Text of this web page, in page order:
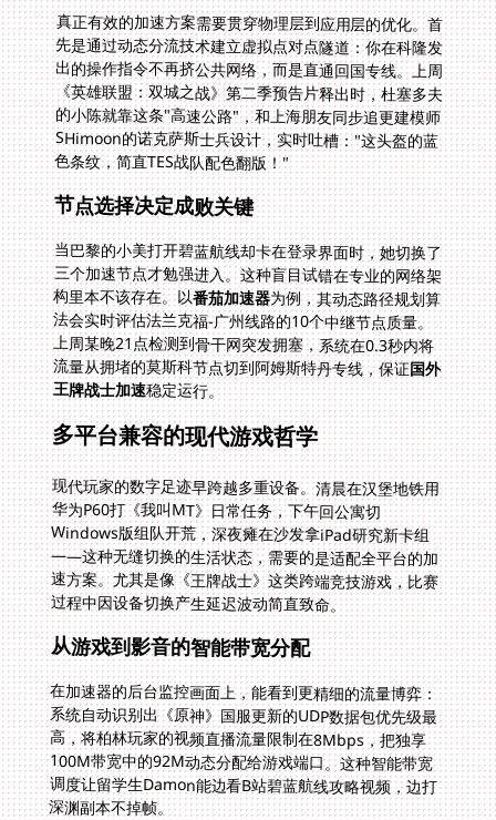
真正有效的加速方案需要贯穿物理层到应用层的优化。首
先是通过动态分流技术建立虚拟点对点隧道：你在科隆发
出的操作指令不再挤公共网络，而是直通回国专线。上周
《英雄联盟：双城之战》第二季预告片释出时，杜塞多夫
的小陈就靠这条"高速公路"，和上海朋友同步追更建模师
SHimoon的诺克萨斯士兵设计，实时吐槽："这头盔的蓝
色条纹，简直TES战队配色翻版！"
节点选择决定成败关键
当巴黎的小美打开碧蓝航线却卡在登录界面时，她切换了
三个加速节点才勉强进入。这种盲目试错在专业的网络架
构里本不该存在。以番茄加速器为例，其动态路径规划算
法会实时评估法兰克福-广州线路的10个中继节点质量。
上周某晚21点检测到骨干网突发拥塞，系统在0.3秒内将
流量从拥堵的莫斯科节点切到阿姆斯特丹专线，保证国外
王牌战士加速稳定运行。
多平台兼容的现代游戏哲学
现代玩家的数字足迹早跨越多重设备。清晨在汉堡地铁用
华为P60打《我叫MT》日常任务，下午回公寓切
Windows版组队开荒，深夜瘫在沙发拿iPad研究新卡组
——这种无缝切换的生活状态，需要的是适配全平台的加
速方案。尤其是像《王牌战士》这类跨端竞技游戏，比赛
过程中因设备切换产生延迟波动简直致命。
从游戏到影音的智能带宽分配
在加速器的后台监控画面上，能看到更精细的流量博弈：
系统自动识别出《原神》国服更新的UDP数据包优先级最
高，将柏林玩家的视频直播流量限制在8Mbps，把独享
100M带宽中的92M动态分配给游戏端口。这种智能带宽
调度让留学生Damon能边看B站碧蓝航线攻略视频，边打
深渊副本不掉帧。